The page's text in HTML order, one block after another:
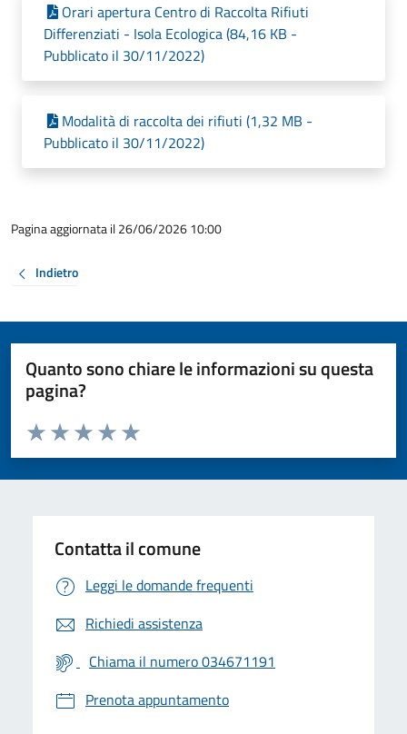
Orari apertura Centro di Raccolta Rifiuti
Differenziati - Isola Ecologica (84,16 KB -
Pubblicato il 30/11/2022)
Modalità di raccolta dei rifiuti (1,32 MB -
Pubblicato il 30/11/2022)
Pagina aggiornata il 26/06/2026 10:00
Indietro
Quanto sono chiare le informazioni su questa
pagina?
Valuta da 1 a 5 stelle la pagina
Valuta 5 stelle su 5
Valuta 4 stelle su 5
Valuta 3 stelle su 5
Valuta 2 stelle su 5
Valuta 1 stelle su 5
Contatta il comune
Leggi le domande frequenti
Richiedi assistenza
Chiama il numero 034671191
Prenota appuntamento